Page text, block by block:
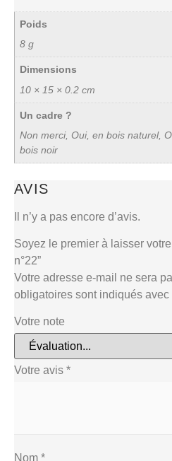
Poids
8 g
Dimensions
10 × 15 × 0.2 cm
Un cadre ?
Non merci, Oui, en bois naturel,
bois noir
AVIS
Il n’y a pas encore d’avis.
Soyez le premier à laisser
n°22”
Votre adresse e-mail ne sera
obligatoires sont indiqués avec
Votre note
Votre avis *
Nom *